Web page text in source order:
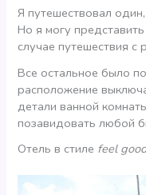
Я путешествовал
Но я могу
случае путешествия с
Все остальное было
расположение
детали ванной
позавидовать любой
Отель в стиле feel